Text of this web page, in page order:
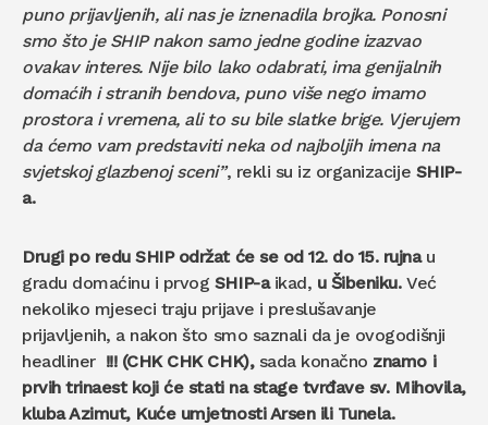
puno prijavljenih, ali nas je iznenadila brojka. Ponosni
smo što je SHIP nakon samo jedne godine izazvao
ovakav interes. Nije bilo lako odabrati, ima genijalnih
domaćih i stranih bendova, puno više nego imamo
prostora i vremena, ali to su bile slatke brige. Vjerujem
da ćemo vam predstaviti neka od najboljih imena na
svjetskoj glazbenoj sceni”, rekli su iz organizacije SHIP-
a.
Drugi po redu SHIP održat će se od 12. do 15. rujna u
gradu domaćinu i prvog SHIP-aikad, u Šibeniku. Već
nekoliko mjeseci traju prijave i preslušavanje
prijavljenih, a nakon što smo saznali da je ovogodišnji
headliner !!! (CHK CHK CHK),sada konačno znamo i
prvih trinaest koji će stati na stage tvrđave sv. Mihovila,
kluba Azimut, Kuće umjetnosti Arsen ili Tunela.